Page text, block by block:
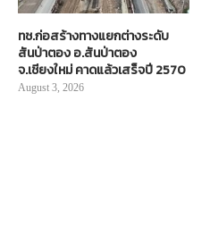
ทช.ก่อสร้างทางแยกต่างระดับ
สันป่าตอง อ.สันป่าตอง
จ.เชียงใหม่ คาดแล้วเสร็จปี 2570
August 3, 2026